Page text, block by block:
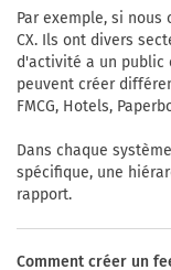
Par exemple, si
CX. Ils ont divers
d'activité a un public
peuvent créer
FMCG, Hotels,
Dans chaque
spécifique, une
rapport.
Comment créer un